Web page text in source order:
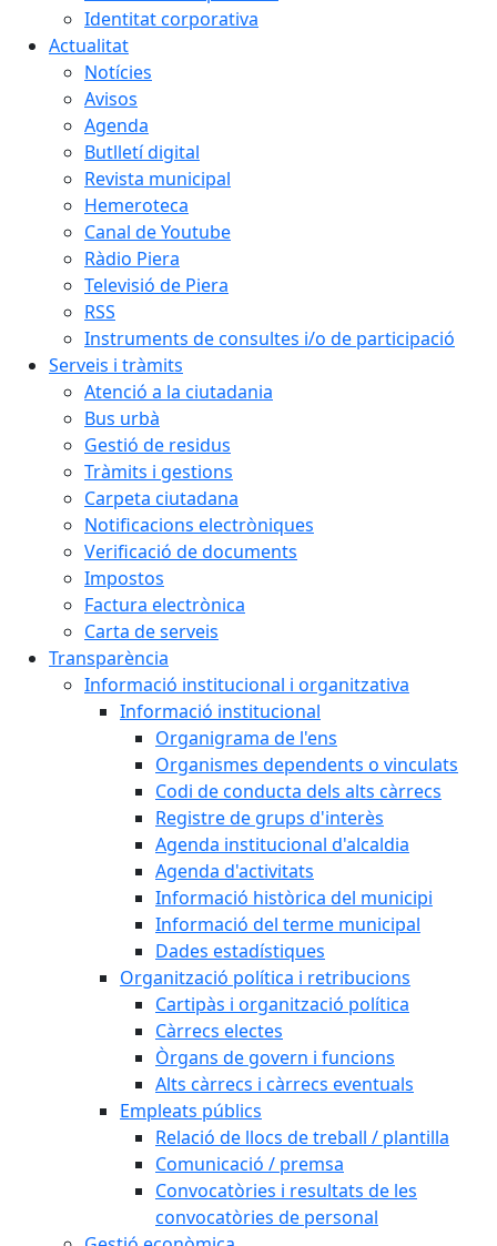
Identitat corporativa
Actualitat
Notícies
Avisos
Agenda
Butlletí digital
Revista municipal
Hemeroteca
Canal de Youtube
Ràdio Piera
Televisió de Piera
RSS
Instruments de consultes i/o de participació
Serveis i tràmits
Atenció a la ciutadania
Bus urbà
Gestió de residus
Tràmits i gestions
Carpeta ciutadana
Notificacions electròniques
Verificació de documents
Impostos
Factura electrònica
Carta de serveis
Transparència
Informació institucional i organitzativa
Informació institucional
Organigrama de l'ens
Organismes dependents o vinculats
Codi de conducta dels alts càrrecs
Registre de grups d'interès
Agenda institucional d'alcaldia
Agenda d'activitats
Informació històrica del municipi
Informació del terme municipal
Dades estadístiques
Organització política i retribucions
Cartipàs i organització política
Càrrecs electes
Òrgans de govern i funcions
Alts càrrecs i càrrecs eventuals
Empleats públics
Relació de llocs de treball / plantilla
Comunicació / premsa
Convocatòries i resultats de les
convocatòries de personal